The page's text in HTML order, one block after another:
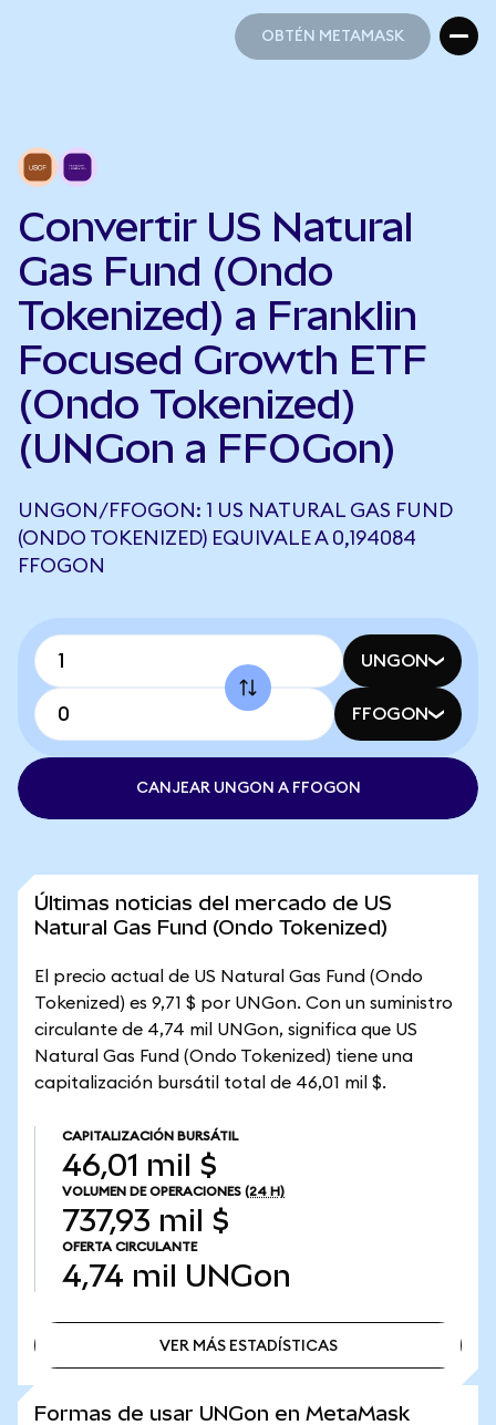
OBTÉN METAMASK
Convertir US Natural
Gas Fund (Ondo
Tokenized) a Franklin
Focused Growth ETF
(Ondo Tokenized)
(UNGon a FFOGon)
UNGON/FFOGON: 1 US NATURAL GAS FUND
(ONDO TOKENIZED) EQUIVALE A 0,194084
FFOGON
UNGON
FFOGON
CANJEAR UNGON A FFOGON
Últimas noticias del mercado de US
Natural Gas Fund (Ondo Tokenized)
El precio actual de US Natural Gas Fund (Ondo
Tokenized) es 9,71 $ por UNGon. Con un suministro
circulante de 4,74 mil UNGon, significa que US
Natural Gas Fund (Ondo Tokenized) tiene una
capitalización bursátil total de 46,01 mil $.
CAPITALIZACIÓN BURSÁTIL
46,01 mil $
VOLUMEN DE OPERACIONES (24 H)
737,93 mil $
OFERTA CIRCULANTE
4,74 mil UNGon
VER MÁS ESTADÍSTICAS
Formas de usar UNGon en MetaMask